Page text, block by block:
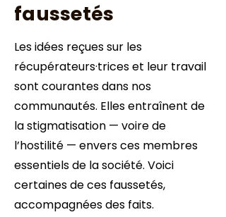
faussetés
Les idées reçues sur les
récupérateurs·trices et leur travail
sont courantes dans nos
communautés. Elles entraînent de
la stigmatisation — voire de
l’hostilité — envers ces membres
essentiels de la société. Voici
certaines de ces faussetés,
accompagnées des faits.